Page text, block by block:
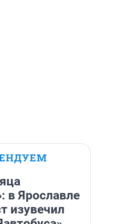
в Ярославле
изувечил